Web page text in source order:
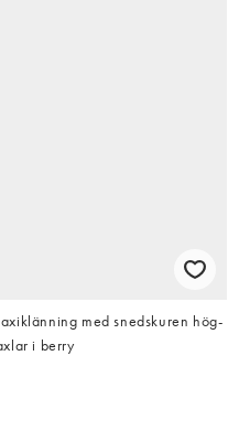
med snedskuren hög-
i berry